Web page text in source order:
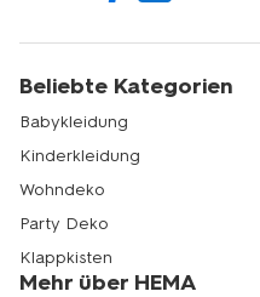
Beliebte Kategorien
Babykleidung
Kinderkleidung
Wohndeko
Party Deko
Klappkisten
Mehr über HEMA